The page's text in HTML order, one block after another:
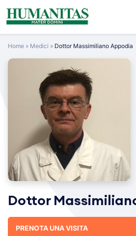
Skip
to
Home » Medici » Dottor Massimiliano Appodia
Dottor
PRENOTA UNA VISITA